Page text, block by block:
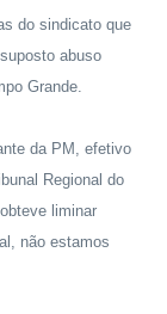
do sindicato que
abuso
Grande.
da PM, efetivo
Regional do
liminar
não estamos